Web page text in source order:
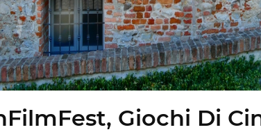
Giochi Di